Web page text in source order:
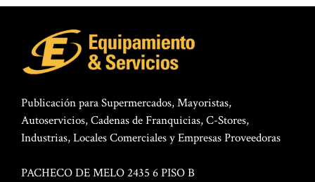
Publicación para Supermercados, Mayoristas,
Autoservicios, Cadenas de Franquicias, C-Stores,
Industrias, Locales Comerciales y Empresas Proveedoras
PACHECO DE MELO 2435 6 PISO B